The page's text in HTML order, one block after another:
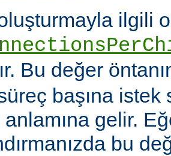
ilgili
Bu değer
başına istek
gelir.
bu